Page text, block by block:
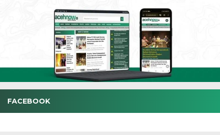
FACEBOOK